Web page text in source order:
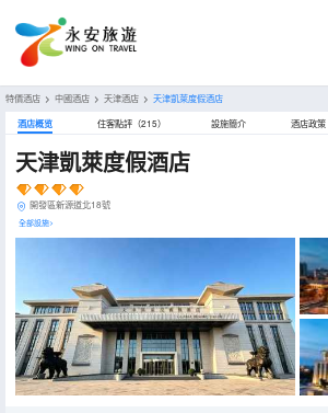
特價酒店 > 中國酒店 > 天津酒店 > 天津凱萊度假酒店
酒店概览 住客點評（215） 設施簡介 酒店政策
天津凱萊度假酒店
開發區新源道北18號
全部設施>